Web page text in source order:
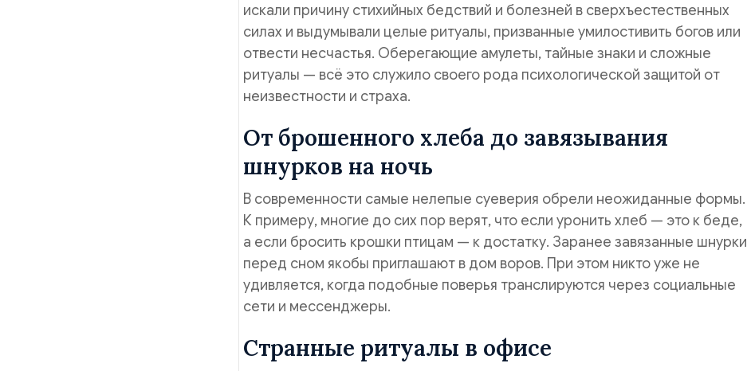
искали причину стихийных бедствий и болезней в сверхъестественных
силах и выдумывали целые ритуалы, призванные умилостивить богов или
отвести несчастья. Оберегающие амулеты, тайные знаки и сложные
ритуалы — всё это служило своего рода психологической защитой от
неизвестности и страха.
От брошенного хлеба до завязывания
шнурков на ночь
В современности самые нелепые суеверия обрели неожиданные формы.
К примеру, многие до сих пор верят, что если уронить хлеб — это к беде,
а если бросить крошки птицам — к достатку. Заранее завязанные шнурки
перед сном якобы приглашают в дом воров. При этом никто уже не
удивляется, когда подобные поверья транслируются через социальные
сети и мессенджеры.
Странные ритуалы в офисе